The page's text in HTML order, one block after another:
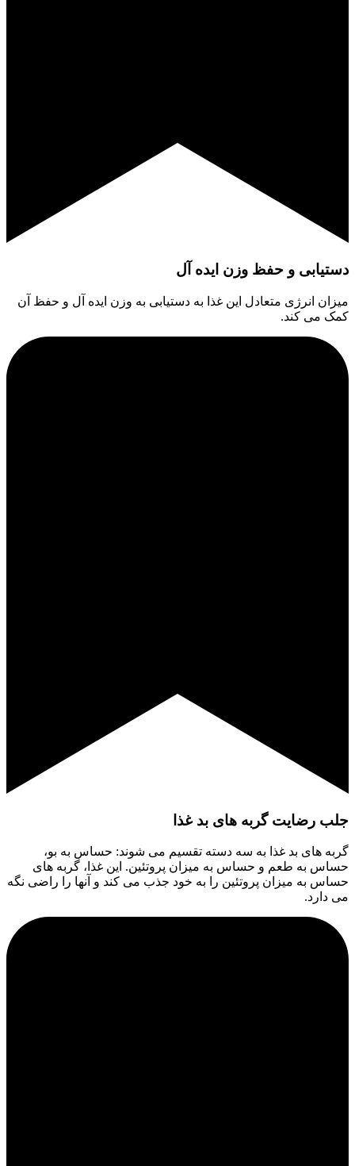
دستیابی و حفظ وزن ایده آل
میزان انرژی متعادل این غذا به دستیابی به وزن ایده آل و حفظ آن
کمک می کند.
جلب رضایت گربه های بد غذا
گربه های بد غذا به سه دسته تقسیم می شوند: حساس به بو،
حساس به طعم و حساس به میزان پروتئین. این غذا، گربه های
حساس به میزان پروتئین را به خود جذب می کند و آنها را راضی نگه
می دارد.